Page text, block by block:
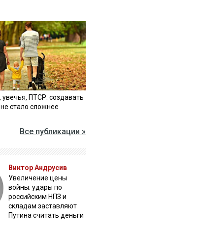
ПТСР: создавать
стало сложнее
Все публикации »
Виктор Андрусив
Увеличение цены
войны: удары по
российским НПЗ и
складам заставляют
Путина считать деньги